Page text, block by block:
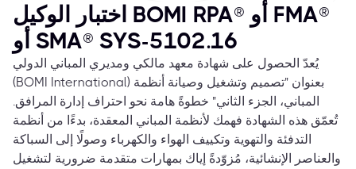
اختبار الوكيل BOMI RPA® أو FMA®
أو SMA® SYS-5102.16
يُعدّ الحصول على شهادة معهد مالكي ومديري المباني الدولي
(BOMI International) بعنوان "تصميم وتشغيل وصيانة أنظمة
المباني، الجزء الثاني" خطوةً هامة نحو احتراف إدارة المرافق.
تُعمّق هذه الشهادة فهمك لأنظمة المباني المعقدة، بدءًا من أنظمة
التدفئة والتهوية وتكييف الهواء والكهرباء وصولًا إلى السباكة
والعناصر الإنشائية، مُزوّدةً إياك بمهارات متقدمة ضرورية لتشغيل